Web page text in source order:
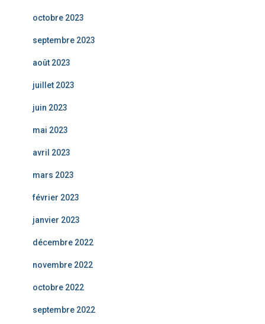
octobre 2023
septembre 2023
août 2023
juillet 2023
juin 2023
mai 2023
avril 2023
mars 2023
février 2023
janvier 2023
décembre 2022
novembre 2022
octobre 2022
septembre 2022